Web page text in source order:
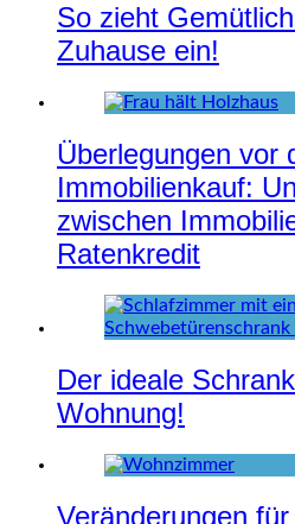
So zieht
Zuhause ein!
Überlegungen vor
Immobilienkauf:
zwischen
Ratenkredit
Der ideale
Wohnung!
Veränderungen